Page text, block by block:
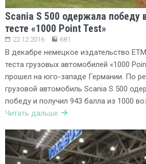
Scania S 500 одержала победу
тесте «1000 Point Test»
22.12.2016 681
В декабре немецкое издательство
теста грузовых автомобилей «1000
прошел на юго-западе Германии. По
грузовой автомобиль Scania S 500
победу и получил 943 балла из 1000
Читать дальше